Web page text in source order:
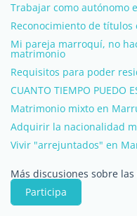
Trabajar como autónomo
Reconocimiento de
Mi pareja marroquí, no
matrimonio
Requisitos para poder
CUANTO TIEMPO PUEDO
Matrimonio mixto en
Adquirir la nacionalidad
Vivir "arrejuntados" en
Más discusiones sobre
Participa